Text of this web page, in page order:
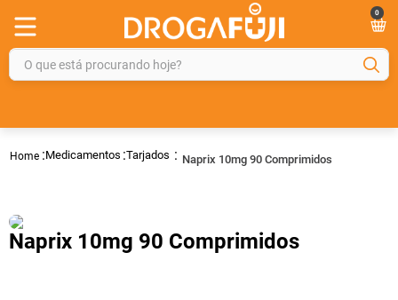
0
O que está procurando hoje?
Medicamentos Tarjados Naprix 10mg 90 Comprimidos
Naprix 10mg 90 Comprimidos
4º
rosuvastatina 20mg